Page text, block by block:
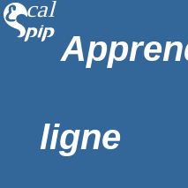
ligne